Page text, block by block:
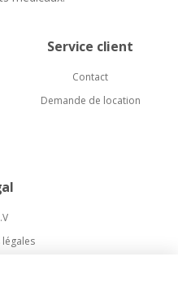
Service client
Contact
Demande de location